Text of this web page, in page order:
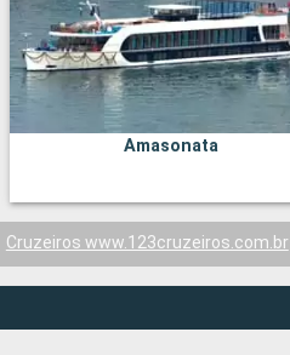
Amasonata
Cruzeiros www.123cruzeiros.com.br